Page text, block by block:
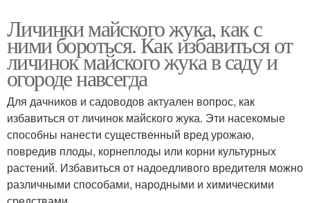
Личинки майского жука, как с
ними бороться. Как избавиться от
личинок майского жука в саду и
огороде навсегда
Для дачников и садоводов актуален вопрос, как
избавиться от личинок майского жука. Эти насекомые
способны нанести существенный вред урожаю,
повредив плоды, корнеплоды или корни культурных
растений. Избавиться от надоедливого вредителя можно
различными способами, народными и химическими